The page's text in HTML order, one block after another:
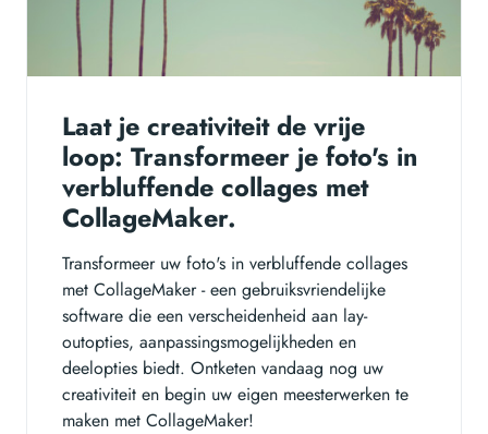
Laat je creativiteit de vrije
loop: Transformeer je foto's in
verbluffende collages met
CollageMaker.
Transformeer uw foto's in verbluffende collages
met CollageMaker - een gebruiksvriendelijke
software die een verscheidenheid aan lay-
outopties, aanpassingsmogelijkheden en
deelopties biedt. Ontketen vandaag nog uw
creativiteit en begin uw eigen meesterwerken te
maken met CollageMaker!